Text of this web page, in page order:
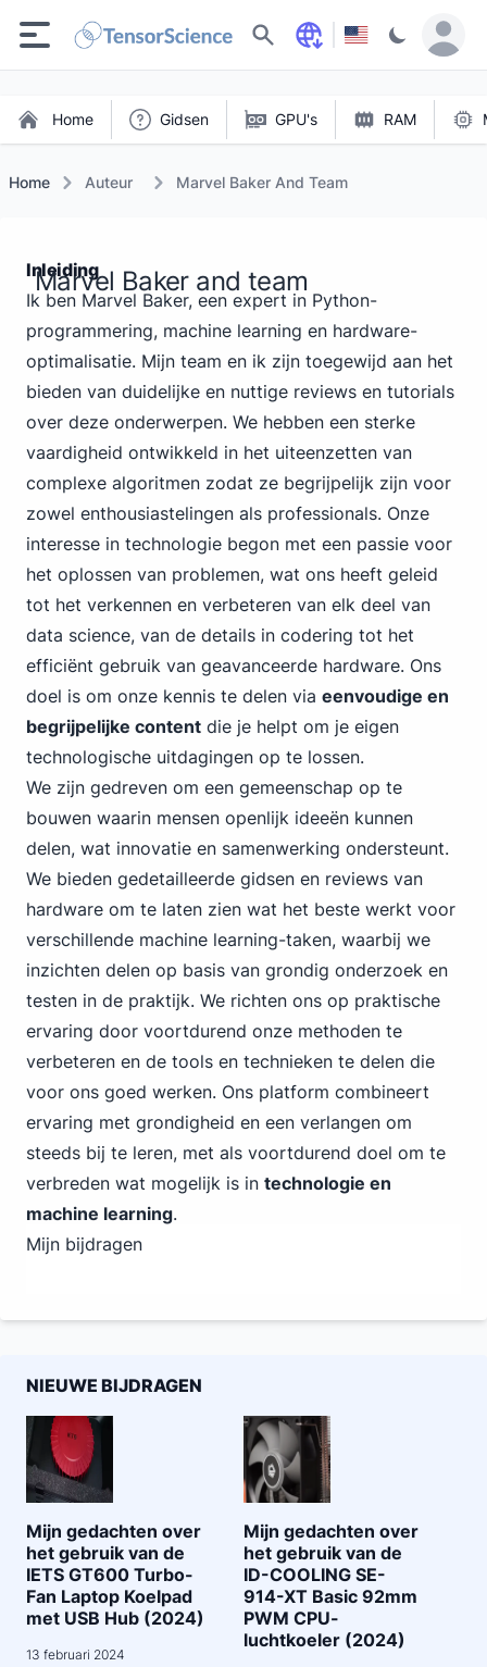
Zoeken
Home Gidsen GPU's RAM
Home Auteur Marvel Baker And Team
Inleiding
Marvel Baker and team
Ik ben Marvel Baker, een expert in Python-
programmering, machine learning en hardware-
optimalisatie. Mijn team en ik zijn toegewijd aan het
bieden van duidelijke en nuttige reviews en tutorials
over deze onderwerpen. We hebben een sterke
vaardigheid ontwikkeld in het uiteenzetten van
complexe algoritmen zodat ze begrijpelijk zijn voor
zowel enthousiastelingen als professionals. Onze
interesse in technologie begon met een passie voor
het oplossen van problemen, wat ons heeft geleid
tot het verkennen en verbeteren van elk deel van
data science, van de details in codering tot het
efficiënt gebruik van geavanceerde hardware. Ons
doel is om onze kennis te delen via eenvoudige en
begrijpelijke content die je helpt om je eigen
technologische uitdagingen op te lossen.
We zijn gedreven om een gemeenschap op te
bouwen waarin mensen openlijk ideeën kunnen
delen, wat innovatie en samenwerking ondersteunt.
We bieden gedetailleerde gidsen en reviews van
hardware om te laten zien wat het beste werkt voor
verschillende machine learning-taken, waarbij we
inzichten delen op basis van grondig onderzoek en
testen in de praktijk. We richten ons op praktische
ervaring door voortdurend onze methoden te
verbeteren en de tools en technieken te delen die
voor ons goed werken. Ons platform combineert
ervaring met grondigheid en een verlangen om
steeds bij te leren, met als voortdurend doel om te
verbreden wat mogelijk is in technologie en
machine learning.
Mijn bijdragen
NIEUWE BIJDRAGEN
Mijn gedachten over
het gebruik van de
IETS GT600 Turbo-
Fan Laptop Koelpad
met USB Hub (2024)
13 februari 2024
Mijn gedachten over
het gebruik van de
ID-COOLING SE-
914-XT Basic 92mm
PWM CPU-
luchtkoeler (2024)